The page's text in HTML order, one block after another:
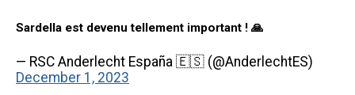
Sardella est devenu tellement important ! 🙏
— RSC Anderlecht España 🇪🇸 (@AnderlechtES)
December 1, 2023